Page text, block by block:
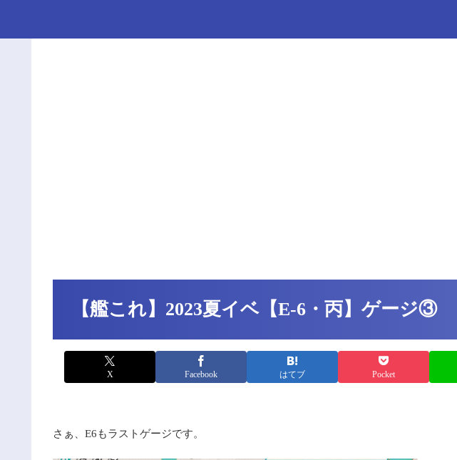
【艦これ】2023夏イベ【E-6・丙】ゲージ③
X Facebook はてブ Pocket
さぁ、E6もラストゲージです。